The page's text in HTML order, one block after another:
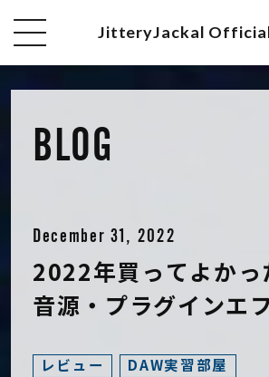
JitteryJackal
BLOG
December 31, 2022
2022年買ってよかっ
音源・プラグインエ
レビュー DAW実習部屋